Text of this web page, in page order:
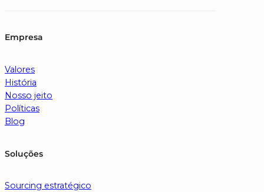
Empresa
Valores
História
Nosso jeito
Políticas
Blog
Soluções
Sourcing estratégico